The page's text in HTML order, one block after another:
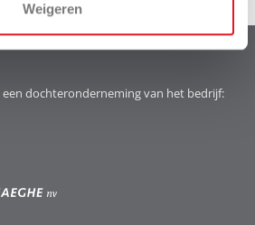
Weigeren
dochteronderneming van het bedrijf: